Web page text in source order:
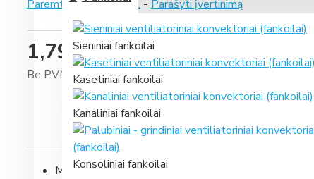
Sieniniai fankoilai
Kasetiniai fankoilai
Kanaliniai fankoilai
Konsoliniai fankoilai
Paremta 0 įvertinimais. - Parašyti įvertinimą
1,794.73 €
Be PVM: 1,483.25 €
Maksimalus oro srautas – 350 m³/h.